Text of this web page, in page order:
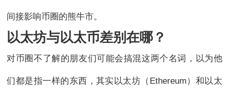
间接影响币圈的熊牛市。
以太坊与以太币差别在哪？
对币圈不了解的朋友们可能会搞混这两个名词，以为他
们都是指一样的东西，其实以太坊（Ethereum）和以太